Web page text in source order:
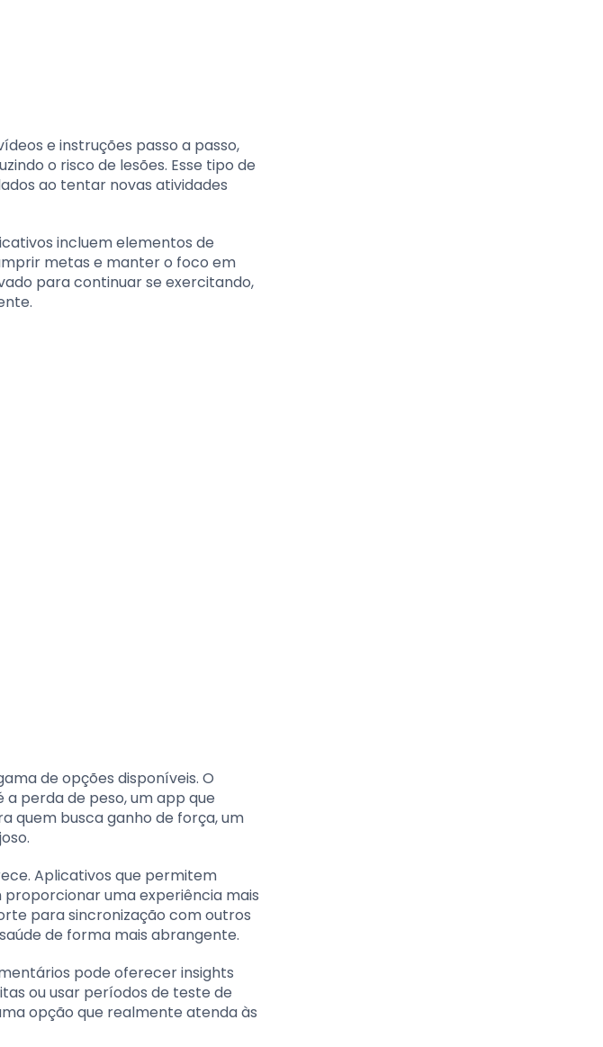
e instruções passo a passo,
o risco de lesões. Esse tipo de
ao tentar novas atividades
incluem elementos de
metas e manter o foco em
para continuar se exercitando,
de opções disponíveis. O
a perda de peso, um app que
quem busca ganho de força, um
Aplicativos que permitem
proporcionar uma experiência mais
para sincronização com outros
de forma mais abrangente.
pode oferecer insights
ou usar períodos de teste de
opção que realmente atenda às